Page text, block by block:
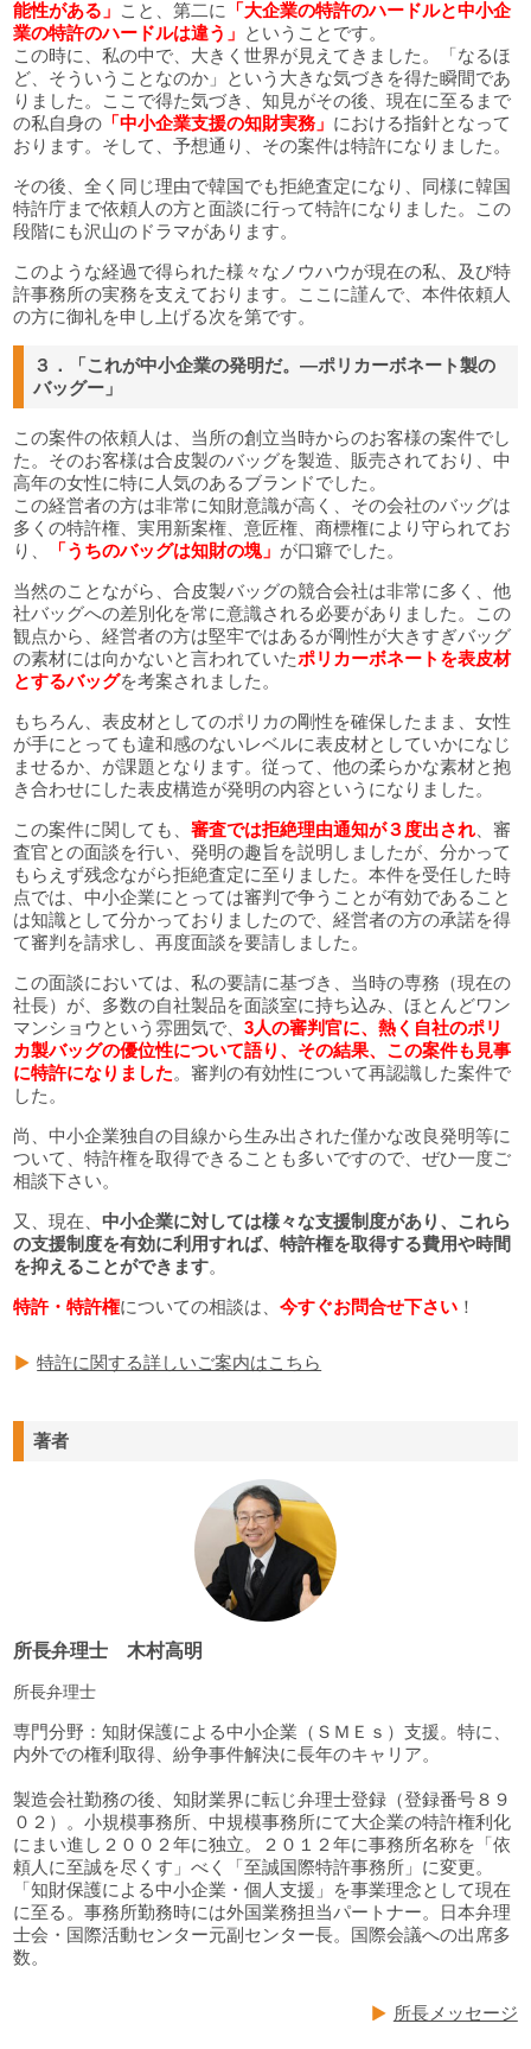
能性がある」 こと、第二に
「大企業の特許のハードルと中小企
業の特許のハードルは違う」 ということです。
この時に、私の中で、大きく世界が見えてきました。「なるほ
ど、そういうことなのか」という大きな気づきを得た瞬間であ
りました。ここで得た気づき、知見がその後、現在に至るまで
の私自身の 「中小企業支援の知財実務」 における指針となって
おります。そして、予想通り、その案件は特許になりました。
その後、全く同じ理由で韓国でも拒絶査定になり、同様に韓国
特許庁まで依頼人の方と面談に行って特許になりました。この
段階にも沢山のドラマがあります。
このような経過で得られた様々なノウハウが現在の私、及び特
許事務所の実務を支えております。ここに謹んで、本件依頼人
の方に御礼を申し上げる次を第です。
３．「これが中小企業の発明だ。―ポリカーボネート製の
バッグー」
この案件の依頼人は、当所の創立当時からのお客様の案件でし
た。そのお客様は合皮製のバッグを製造、販売されており、中
高年の女性に特に人気のあるブランドでした。
この経営者の方は非常に知財意識が高く、その会社のバッグは
多くの特許権、実用新案権、意匠権、商標権により守られてお
り、
「うちのバッグは知財の塊」 が口癖でした。
当然のことながら、合皮製バッグの競合会社は非常に多く、他
社バッグへの差別化を常に意識される必要がありました。この
観点から、経営者の方は堅牢ではあるが剛性が大きすぎバッグ
の素材には向かないと言われていたポリカーボネートを表皮材
とするバッグを考案されました。
もちろん、表皮材としてのポリカの剛性を確保したまま、女性
が手にとっても違和感のないレベルに表皮材としていかになじ
ませるか、が課題となります。従って、他の柔らかな素材と抱
き合わせにした表皮構造が発明の内容というになりました。
この案件に関しても、審査では拒絶理由通知が３度出され、審
査官との面談を行い、発明の趣旨を説明しましたが、分かって
もらえず残念ながら拒絶査定に至りました。本件を受任した時
点では、中小企業にとっては審判で争うことが有効であること
は知識として分かっておりましたので、経営者の方の承諾を得
て審判を請求し、再度面談を要請しました。
この面談においては、私の要請に基づき、当時の専務（現在の
社長）が、多数の自社製品を面談室に持ち込み、ほとんどワン
マンショウという雰囲気で、3人の審判官に、熱く自社のポリ
カ製バッグの優位性について語り、その結果、この案件も見事
に特許になりました。審判の有効性について再認識した案件で
した。
尚、中小企業独自の目線から生み出された僅かな改良発明等に
ついて、特許権を取得できることも多いですので、ぜひ一度ご
相談下さい。
又、現在、中小企業に対しては様々な支援制度があり、これら
の支援制度を有効に利用すれば、特許権を取得する費用や時間
を抑えることができます。
特許・特許権についての相談は、今すぐお問合せ下さい ！
特許に関する詳しいご案内はこちら
著者
所長弁理士 木村高明
所長弁理士
専門分野：知財保護による中小企業（ＳＭＥｓ）支援。特に、
内外での権利取得、紛争事件解決に長年のキャリア。
製造会社勤務の後、知財業界に転じ弁理士登録（登録番号８９
０２）。小規模事務所、中規模事務所にて大企業の特許権利化
にまい進し２００２年に独立。２０１２年に事務所名称を「依
頼人に至誠を尽くす」べく「至誠国際特許事務所」に変更。
「知財保護による中小企業・個人支援」を事業理念として現在
に至る。事務所勤務時には外国業務担当パートナー。日本弁理
士会・国際活動センター元副センター長。国際会議への出席多
数。
所長メッセージ